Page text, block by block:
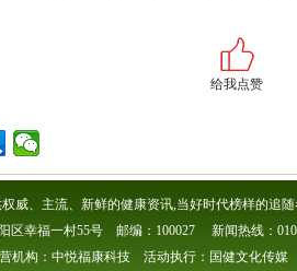
给我点赞
、主流、新鲜的健康资讯,当好时代榜样的追随
幸福一村55号 邮编：100027 新闻热线：010-
机构：中悦福康科技 活动执行：国健文化传媒